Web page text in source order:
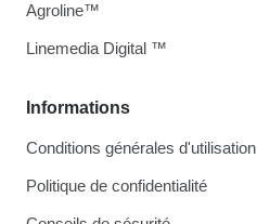
Informations
Conditions générales d'utilisation
Politique de confidentialité
Agroline™
Linemedia Digital ™